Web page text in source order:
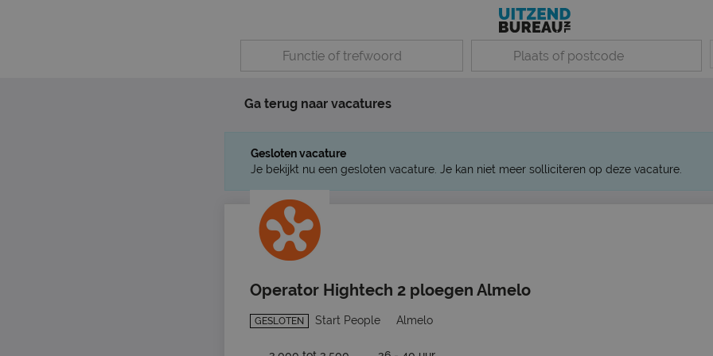
Ga terug naar vacatures
Gesloten vacature
Je bekijkt nu een gesloten vacature. Je kan niet meer solliciteren op deze vacature.
Operator Hightech 2 ploegen Almelo
GESLOTEN Start People Almelo